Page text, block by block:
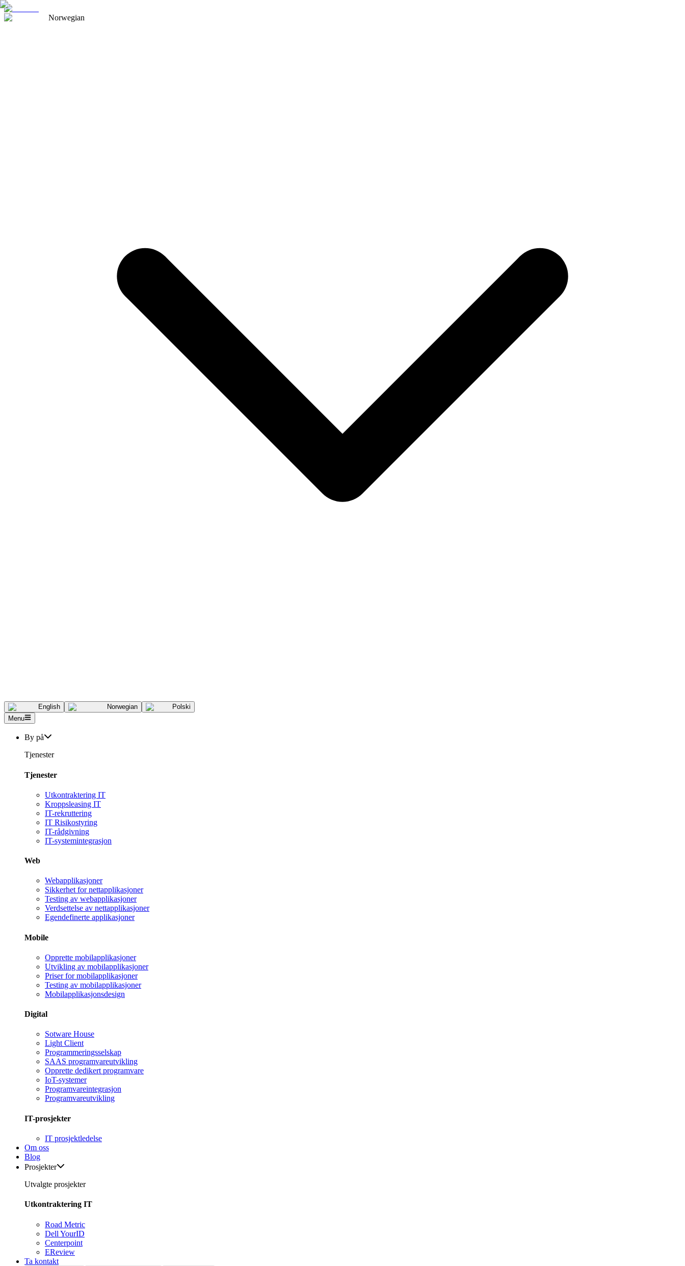
Norwegian
English Norwegian
Polski
Menu
By på
Tjenester
Tjenester
Utkontraktering IT
Kroppsleasing IT
IT-rekruttering
IT Risikostyring
IT-rådgivning
IT-systemintegrasjon
Web
Webapplikasjoner
Sikkerhet for nettapplikasjoner
Testing av webapplikasjoner
Verdsettelse av nettapplikasjoner
Egendefinerte applikasjoner
Mobile
Opprette mobilapplikasjoner
Utvikling av mobilapplikasjoner
Priser for mobilapplikasjoner
Testing av mobilapplikasjoner
Mobilapplikasjonsdesign
Digital
Sotware House
Light Client
Programmeringsselskap
SAAS programvareutvikling
Opprette dedikert programvare
IoT-systemer
Programvareintegrasjon
Programvareutvikling
IT-prosjekter
IT prosjektledelse
Om oss
Blog
Prosjekter
Utvalgte prosjekter
Utkontraktering IT
Road Metric
Dell YourID
Centerpoint
EReview
Ta kontakt